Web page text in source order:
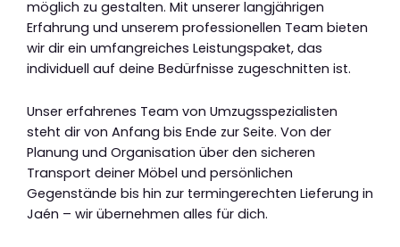
möglich zu gestalten. Mit unserer langjährigen
Erfahrung und unserem professionellen Team bieten
wir dir ein umfangreiches Leistungspaket, das
individuell auf deine Bedürfnisse zugeschnitten ist.
Unser erfahrenes Team von Umzugsspezialisten
steht dir von Anfang bis Ende zur Seite. Von der
Planung und Organisation über den sicheren
Transport deiner Möbel und persönlichen
Gegenstände bis hin zur termingerechten Lieferung in
Jaén – wir übernehmen alles für dich.